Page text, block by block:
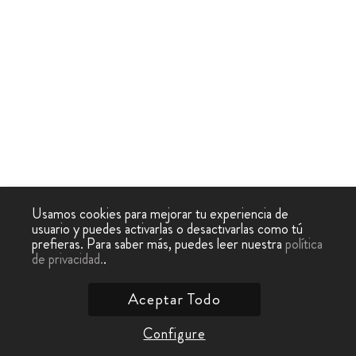
Usamos cookies para mejorar tu experiencia de
usuario y puedes activarlas o desactivarlas como tú
prefieras. Para saber más, puedes leer nuestrapolítica
de privacidad..
Configure
Aceptar Todo